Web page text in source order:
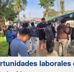
laborales